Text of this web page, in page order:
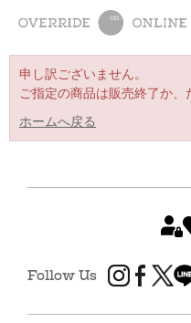
All
申し訳ございません。
ご指定の商品は販売終了か、
ホームへ戻る
Follow Us